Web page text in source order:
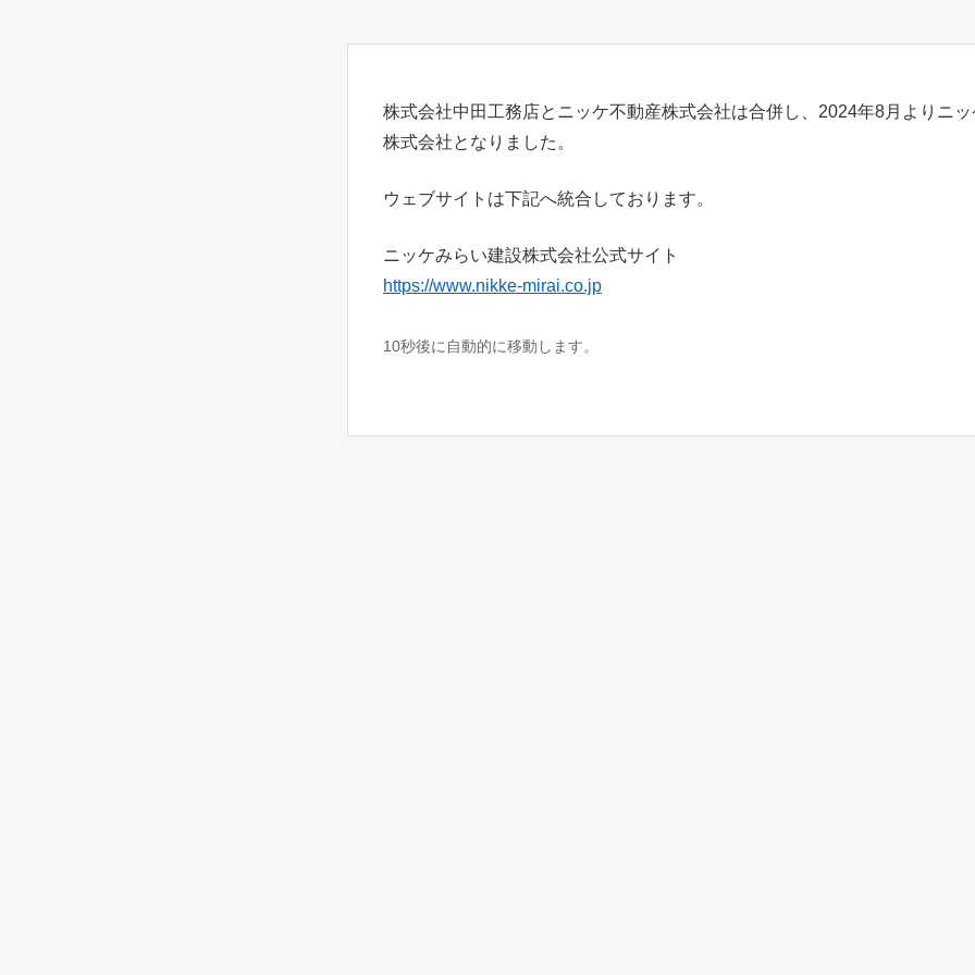
株式会社中田工務店とニッケ不動産株式会社は合併し、2024年8月よりニ
株式会社となりました。
ウェブサイトは下記へ統合しております。
ニッケみらい建設株式会社公式サイト
https://www.nikke-mirai.co.jp
10秒後に自動的に移動します。